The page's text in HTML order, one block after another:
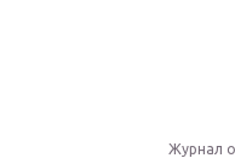
Журнал о